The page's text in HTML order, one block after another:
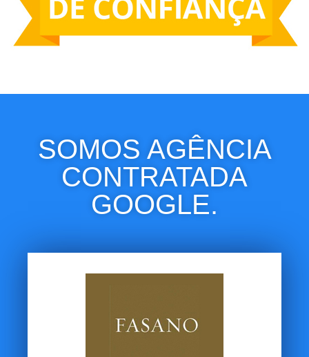
SOMOS AGÊNCIA
CONTRATADA
GOOGLE.